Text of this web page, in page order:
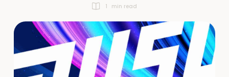
1
min read